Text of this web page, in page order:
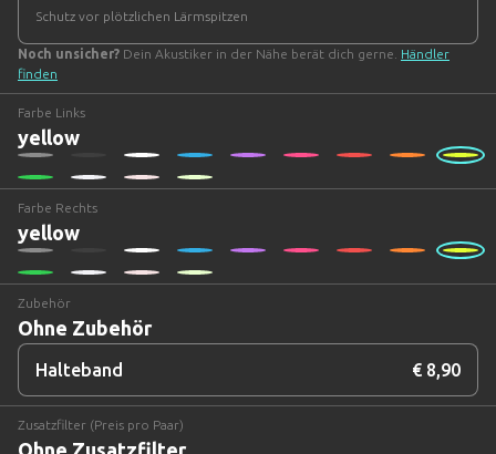
Schutz vor plötzlichen Lärmspitzen
Noch unsicher? Dein Akustiker in der Nähe berät dich gerne. Händler
finden
Farbe Links
yellow
Farbe Rechts
yellow
Zubehör
Ohne Zubehör
Halteband € 8,90
Zusatzfilter (Preis pro Paar)
Ohne Zusatzfilter